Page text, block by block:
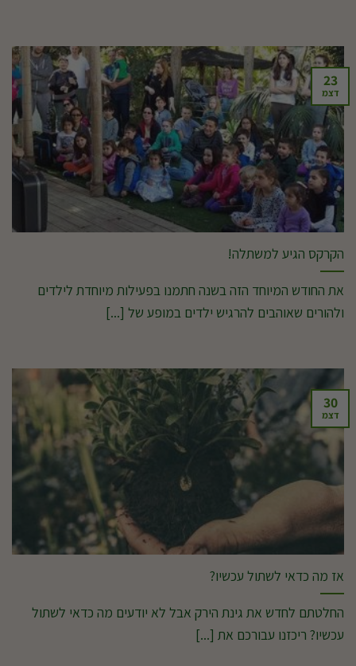
הקרקס הגיע למשתלה!
את החודש המיוחד הזה בשנה חתמנו בפעילות מיוחדת לילדים
ולהורים שאוהבים להרגיש ילדים במופע של [...]
23
דצמ
אז מה כדאי לשתול עכשיו?
החלטתם לחדש את גינת הירק אבל לא יודעים מה כדאי לשתול
עכשיו? ריכזנו עבורכם את [...]
30
דצמ